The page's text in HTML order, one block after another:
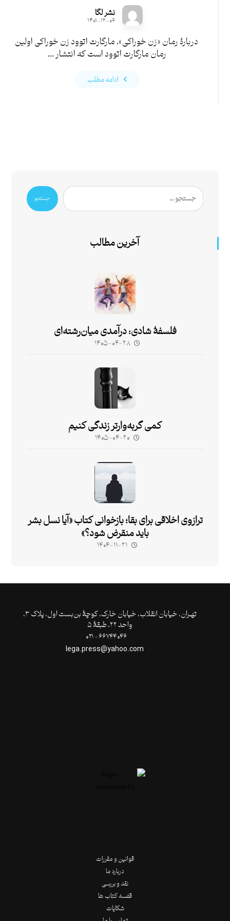
نشر لگا
۱۴۰۱-۱۲-۰۶
دربارۀ رمان «زن خوراکی»، مارگارت اتوود زن خوراکی اولین
رمان مارگارت اتوود است که انتشار ...
ادامه مطلب
جستجو
آخرین مطالب
فلسفۀ شادی: درآمدی میان‌رشته‌ای
۱۴۰۵-۰۴-۲۸
کمی گربه‌وارتر زندگی کنیم
۱۴۰۵-۰۴-۲۰
ترازوی اخلاقی برای بقا؛ بازخوانی کتاب «آیا نسل بشر
باید منقرض شود؟»
۱۴۰۴-۱۱-۲۱
تهـران،‌ خیابان انقلاب، خیابان خارک، کوچۀ بن‌بست اول، پلاک ۳،
واحد ۲۲، طبقۀ ۵
قوانین و مقررات
درباره ما
نقد و بررسی
قفسه کتاب ها
شکایات